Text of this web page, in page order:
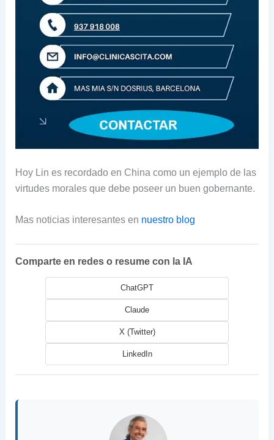
Hoy Lin es recordado en China como un ejemplo de las
virtudes morales que debe poseer un buen gobernante.
Mas noticias interesantes en nuestro blog
Comparte en redes o resume con la IA
ChatGPT
Claude
X (Twitter)
LinkedIn